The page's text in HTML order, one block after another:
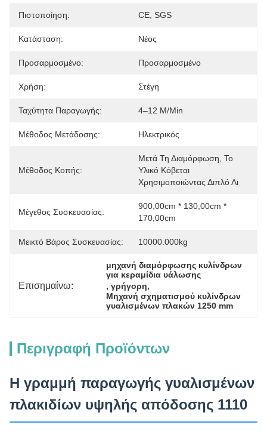
Πιστοποίηση: CE, SGS
Κατάσταση: Νέος
Προσαρμοσμένο: Προσαρμοσμένο
Χρήση: Στέγη
Ταχύτητα Παραγωγής: 4–12 M/min
Μέθοδος Μετάδοσης: Ηλεκτρικός
Μέθοδος Κοπής:
Μετά Τη Διαμόρφωση, Το
Υλικό Κόβεται
Χρησιμοποιώντας Διπλό Λι
Μέγεθος Συσκευασίας:
900,00cm * 130,00cm *
170,00cm
Μεικτό Βάρος Συσκευασίας: 10000.000kg
Επισημαίνω:
μηχανή διαμόρφωσης κυλίνδρων
για κεραμίδια υάλωσης
, γρήγορη,
Μηχανή σχηματισμού κυλίνδρων
γυαλισμένων πλακών 1250 mm
Περιγραφή Προϊόντων
Η γραμμή παραγωγής γυαλισμένων
πλακιδίων υψηλής απόδοσης 1110